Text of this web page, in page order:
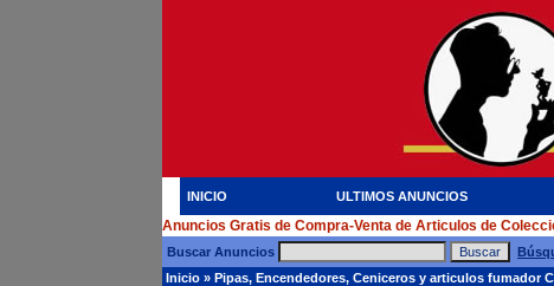
INICIO ULTIMOS ANUNCIOS
Anuncios Gratis de Compra-Venta de Articulos de
Buscar Anuncios
Inicio » Pipas, Encendedores, Ceniceros y articulos fumador